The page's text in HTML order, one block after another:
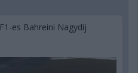
es Bahreini Nagydíj